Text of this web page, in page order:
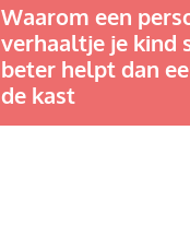
Waarom een
verhaaltje je kind
beter helpt dan
de kast